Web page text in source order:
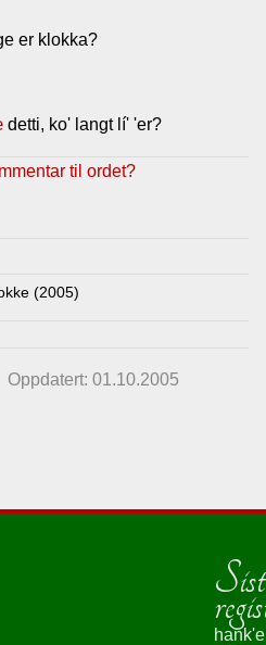
er klokka?
detti, ko' langt lí' 'er?
til ordet?
(2005)
Oppdatert: 01.10.2005
hank'e